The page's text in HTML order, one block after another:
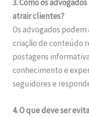
3. Como os
atrair clientes?
Os advogados
criação de conteúdo
postagens
conhecimento e
seguidores e
4. O que deve ser